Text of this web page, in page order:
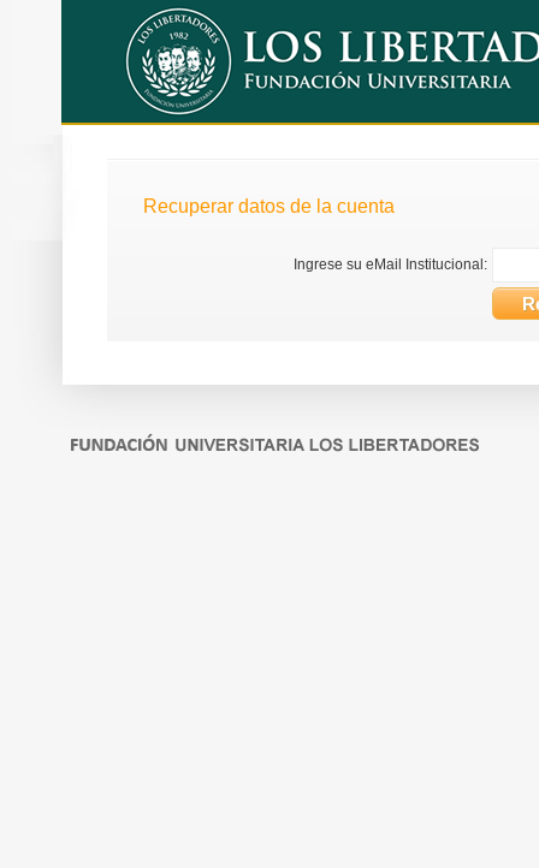
Recuperar datos de la cuenta
Ingrese su eMail Institucional: